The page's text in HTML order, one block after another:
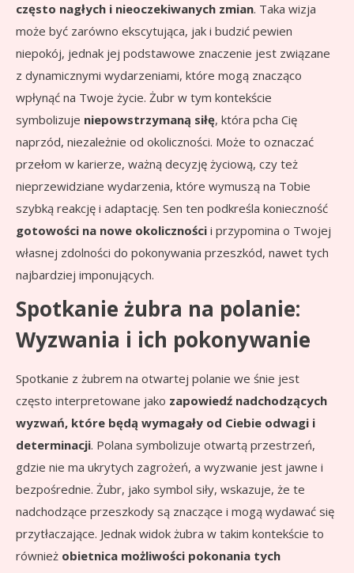
często nagłych i nieoczekiwanych zmian. Taka wizja
może być zarówno ekscytująca, jak i budzić pewien
niepokój, jednak jej podstawowe znaczenie jest związane
z dynamicznymi wydarzeniami, które mogą znacząco
wpłynąć na Twoje życie. Żubr w tym kontekście
symbolizuje niepowstrzymaną siłę, która pcha Cię
naprzód, niezależnie od okoliczności. Może to oznaczać
przełom w karierze, ważną decyzję życiową, czy też
nieprzewidziane wydarzenia, które wymuszą na Tobie
szybką reakcję i adaptację. Sen ten podkreśla konieczność
gotowości na nowe okoliczności i przypomina o Twojej
własnej zdolności do pokonywania przeszkód, nawet tych
najbardziej imponujących.
Spotkanie żubra na polanie:
Wyzwania i ich pokonywanie
Spotkanie z żubrem na otwartej polanie we śnie jest
często interpretowane jako zapowiedź nadchodzących
wyzwań, które będą wymagały od Ciebie odwagi i
determinacji. Polana symbolizuje otwartą przestrzeń,
gdzie nie ma ukrytych zagrożeń, a wyzwanie jest jawne i
bezpośrednie. Żubr, jako symbol siły, wskazuje, że te
nadchodzące przeszkody są znaczące i mogą wydawać się
przytłaczające. Jednak widok żubra w takim kontekście to
również obietnica możliwości pokonania tych